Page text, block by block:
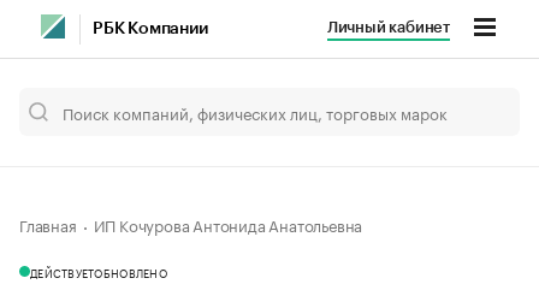
РБК Компании Личный кабинет
Главная ИП Кочурова Антонида Анатольевна
ДЕЙСТВУЕТОБНОВЛЕНО